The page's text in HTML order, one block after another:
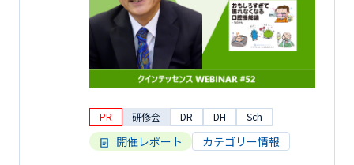
PR 研修会 DR DH Sch
開催レポート カテゴリー情報